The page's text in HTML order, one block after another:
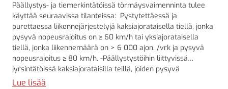
Päällystys- ja tiemerkintätöissä törmäysvaimenninta tulee
käyttää seuraavissa tilanteissa: Pystytettäessä ja
purettaessa liikennejärjestelyjä kaksiajorataisella tiellä, jonka
pysyvä nopeusrajoitus on ≥ 60 km/h tai yksiajorataisella
tiellä, jonka liikennemäärä on > 6 000 ajon. /vrk ja pysyvä
nopeusrajoitus ≥ 80 km/h. -Päällystystöihin liittyvissä
jyrsintätöissä kaksiajorataisilla teillä, joiden pysyvä
nopeusrajoitus on ≥ 60 km/h. -Jalkaisin tehtävissä
Lue lisää